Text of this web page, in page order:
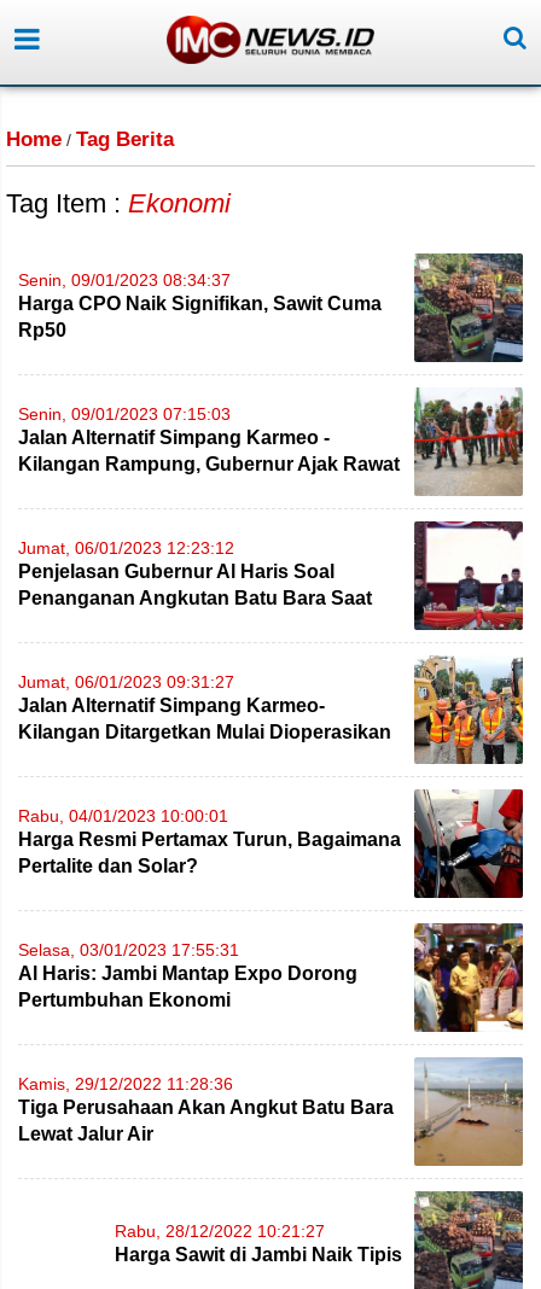
Home / Tag Berita
Tag Item : Ekonomi
Senin, 09/01/2023 08:34:37
Harga CPO Naik Signifikan, Sawit Cuma
Rp50
Senin, 09/01/2023 07:15:03
Jalan Alternatif Simpang Karmeo -
Kilangan Rampung, Gubernur Ajak Rawat
Jumat, 06/01/2023 12:23:12
Penjelasan Gubernur Al Haris Soal
Penanganan Angkutan Batu Bara Saat
Jumat, 06/01/2023 09:31:27
Jalan Alternatif Simpang Karmeo-
Kilangan Ditargetkan Mulai Dioperasikan
Rabu, 04/01/2023 10:00:01
Harga Resmi Pertamax Turun, Bagaimana
Pertalite dan Solar?
Selasa, 03/01/2023 17:55:31
Al Haris: Jambi Mantap Expo Dorong
Pertumbuhan Ekonomi
Kamis, 29/12/2022 11:28:36
Tiga Perusahaan Akan Angkut Batu Bara
Lewat Jalur Air
Rabu, 28/12/2022 10:21:27
Harga Sawit di Jambi Naik Tipis